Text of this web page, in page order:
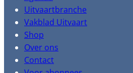
Uitvaartbranche
Vakblad Uitvaart
Shop
Over ons
Contact